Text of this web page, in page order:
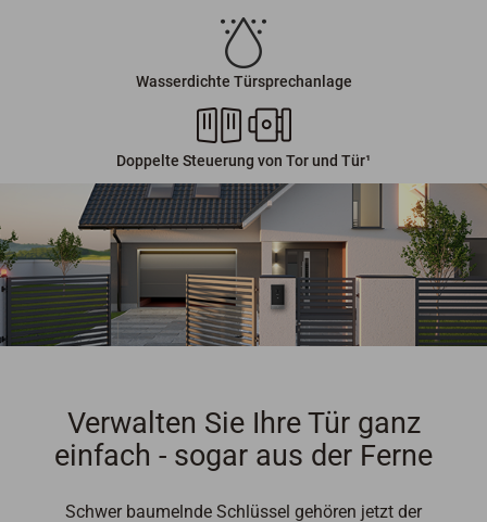
Wasserdichte Türsprechanlage
Doppelte Steuerung von Tor und Tür¹
Verwalten Sie Ihre Tür ganz
einfach - sogar aus der Ferne
Schwer baumelnde Schlüssel gehören jetzt der